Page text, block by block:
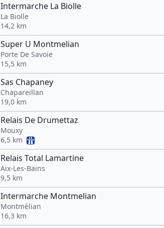
Intermarche La Biolle
La Biolle
14,2 km
Super U Montmelian
Porte De Savoie
15,5 km
Sas Chapaney
Chapareillan
19,0 km
Relais De Drumettaz
Mouxy
6,5 km
Relais Total Lamartine
Aix-Les-Bains
9,5 km
Intermarche Montmelian
Montmélian
16,3 km